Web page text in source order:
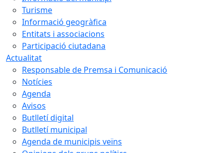
Turisme
Informació geogràfica
Entitats i associacions
Participació ciutadana
Actualitat
Responsable de Premsa i Comunicació
Notícies
Agenda
Avisos
Butlletí digital
Butlletí municipal
Agenda de municipis veïns